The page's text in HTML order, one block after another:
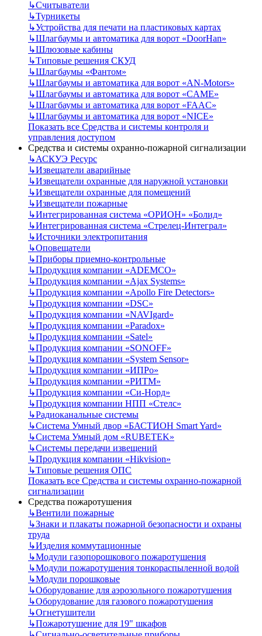
↳Считыватели
↳Турникеты
↳Устройства для печати на пластиковых картах
↳Шлагбаумы и автоматика для ворот «DoorHan»
↳Шлюзовые кабины
↳Типовые решения СКУД
↳Шлагбаумы «Фантом»
↳Шлагбаумы и автоматика для ворот «AN-Motors»
↳Шлагбаумы и автоматика для ворот «CAME»
↳Шлагбаумы и автоматика для ворот «FAAC»
↳Шлагбаумы и автоматика для ворот «NICE»
Показать все Средства и системы контроля и
управления доступом
Средства и системы охранно-пожарной сигнализации
↳АСКУЭ Ресурс
↳Извещатели аварийные
↳Извещатели охранные для наружной установки
↳Извещатели охранные для помещений
↳Извещатели пожарные
↳Интегрированная система «ОРИОН» «Болид»
↳Интегрированная система «Стрелец-Интеграл»
↳Источники электропитания
↳Оповещатели
↳Приборы приемно-контрольные
↳Продукция компании «ADEMCO»
↳Продукция компании «Ajax Systems»
↳Продукция компании «Apollo Fire Detectors»
↳Продукция компании «DSC»
↳Продукция компании «NAVIgard»
↳Продукция компании «Paradox»
↳Продукция компании «Satel»
↳Продукция компании «SONOFF»
↳Продукция компании «System Sensor»
↳Продукция компании «ИПРо»
↳Продукция компании «РИТМ»
↳Продукция компании «Си-Норд»
↳Продукция компании НПП «Стелс»
↳Радиоканальные системы
↳Система Умный двор «БАСТИОН Smart Yard»
↳Система Умный дом «RUBETEK»
↳Системы передачи извещений
↳Продукция компании «Hikvision»
↳Типовые решения ОПС
Показать все Средства и системы охранно-пожарной
сигнализации
Средства пожаротушения
↳Вентили пожарные
↳Знаки и плакаты пожарной безопасности и охраны
труда
↳Изделия коммутационные
↳Модули газопорошкового пожаротушения
↳Модули пожаротушения тонкораспыленной водой
↳Модули порошковые
↳Оборудование для аэрозольного пожаротушения
↳Оборудование для газового пожаротушения
↳Огнетушители
↳Пожаротушение для 19" шкафов